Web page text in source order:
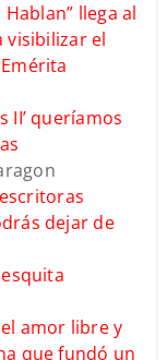
llega al
visibilizar el
II’ queríamos
dejar de
amor libre y
que fundó un